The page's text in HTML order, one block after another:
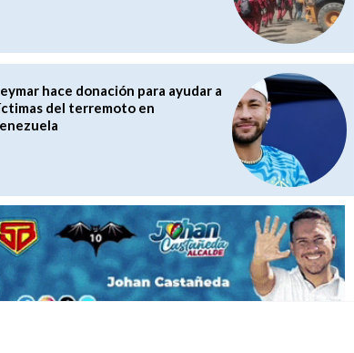
hace donación para ayudar a
del terremoto en